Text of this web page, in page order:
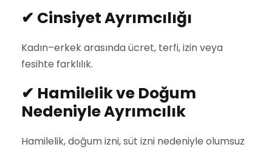
✔ Cinsiyet Ayrımcılığı
Kadın–erkek arasında ücret, terfi, izin veya
fesihte farklılık.
✔ Hamilelik ve Doğum
Nedeniyle Ayrımcılık
Hamilelik, doğum izni, süt izni nedeniyle olumsuz